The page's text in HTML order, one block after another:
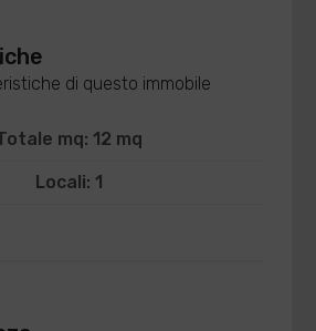
di questo immobile
mq: 12 mq
Locali: 1